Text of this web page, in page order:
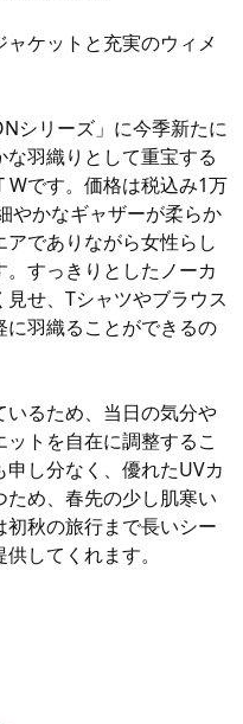
ケットと充実のウィメ
シリーズ」に今季新たに
羽織りとして重宝する
Wです。価格は税込み1万
やかなギャザーが柔らか
でありながら女性らし
すっきりとしたノーカ
せ、Tシャツやブラウス
羽織ることができるの
るため、当日の気分や
トを自在に調整するこ
し分なく、優れたUVカ
め、春先の少し肌寒い
秋の旅行まで長いシー
してくれます。